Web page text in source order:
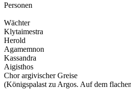
Personen
Wächter
Klytaimestra
Herold
Agamemnon
Kassandra
Aigisthos
Chor argivischer Greise
(Königspalast zu Argos. Auf dem